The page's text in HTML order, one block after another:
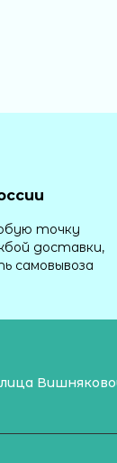
точку
доставки,
самовывоза